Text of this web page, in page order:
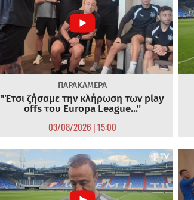
ΠΑΡΑΚΑΜΕΡΑ
"Έτσι ζήσαμε την κλήρωση των play
offs του Europa League..."
03/08/2026 | 15:00